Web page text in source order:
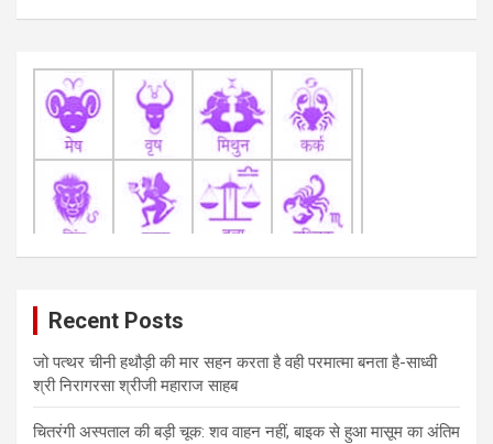
Recent Posts
जो पत्थर चीनी हथौड़ी की मार सहन करता है वही परमात्मा बनता है-साध्वी
श्री निरागरसा श्रीजी महाराज साहब
चितरंगी अस्पताल की बड़ी चूक: शव वाहन नहीं, बाइक से हुआ मासूम का अंतिम